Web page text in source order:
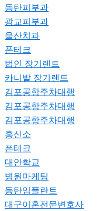
동탄피부과
광교피부과
울산치과
폰테크
법인 장기렌트
카니발 장기렌트
김포공항주차대행
김포공항주차대행
김포공항주차대행
흥신소
폰테크
대안학교
병원마케팅
동탄임플란트
대구이혼전문변호사